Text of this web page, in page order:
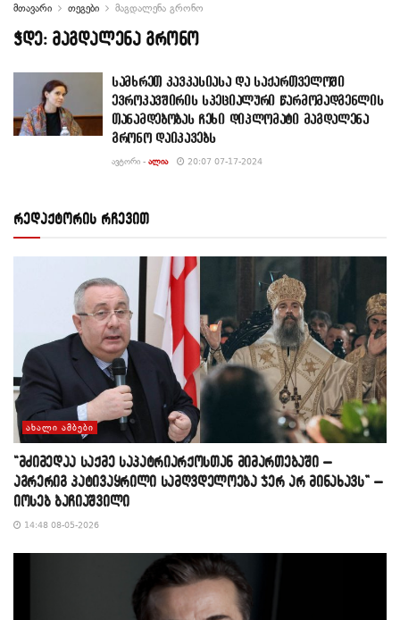
მთავარი თეგები მაგდალენა გრონო
ჭდე: მაგდალენა გრონო
სამხრეთ კავკასიასა და საქართველოში
ევროკავშირის სპეციალური წარმომადგენლის
თანამდებობას ჩეხი დიპლომატი მაგდალენა
გრონო დაიკავებს
ᲐᲕᲢᲝᲠᲘ - ᲐᲚᲘᲐ 20:07 07-17-2024
რედაქტორის რჩევით
ᲐᲮᲐᲚᲘ ᲐᲛᲑᲔᲑᲘ
“მძიმედაა საქმე საპატრიარქოსთან მიმართებაში –
აგრერიგ პატივაყრილი სამღვდელოება ჯერ არ მინახავს” –
იოსებ ბაჩიაშვილი
14:48 08-05-2026